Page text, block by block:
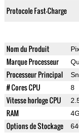
Protocole Fast-Charge
Nom du Produit
Marque Processeur
Processeur Principal
# Cores CPU 8
Vitesse horloge CPU
RAM
Options de Stockage